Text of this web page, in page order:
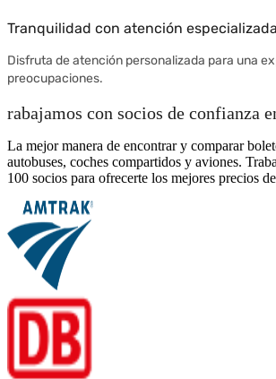
Tranquilidad con atención especializada
Disfruta de atención personalizada para una
preocupaciones.
rabajamos con socios de confianza
La mejor manera de encontrar y comparar
autobuses, coches compartidos y aviones.
100 socios para ofrecerte los mejores precios